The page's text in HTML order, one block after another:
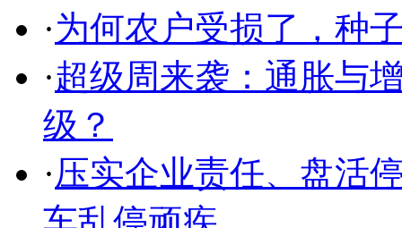
·为何农户受损了，种
·超级周来袭：通胀与
级？
·压实企业责任、盘活